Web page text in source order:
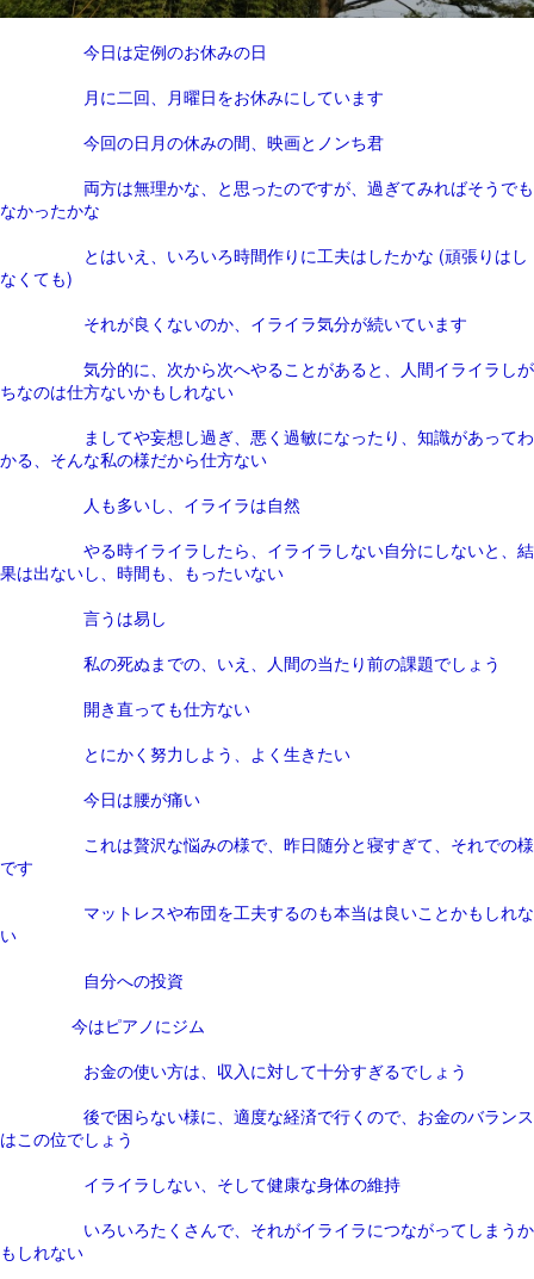
今日は定例のお休みの日
月に二回、月曜日をお休みにしています
今回の日月の休みの間、映画とノンち君
両方は無理かな、と思ったのですが、過ぎてみればそうでも
なかったかな
とはいえ、いろいろ時間作りに工夫はしたかな (頑張りはし
なくても)
それが良くないのか、イライラ気分が続いています
気分的に、次から次へやることがあると、人間イライラしが
ちなのは仕方ないかもしれない
ましてや妄想し過ぎ、悪く過敏になったり、知識があってわ
かる、そんな私の様だから仕方ない
人も多いし、イライラは自然
やる時イライラしたら、イライラしない自分にしないと、結
果は出ないし、時間も、もったいない
言うは易し
私の死ぬまでの、いえ、人間の当たり前の課題でしょう
開き直っても仕方ない
とにかく努力しよう、よく生きたい
今日は腰が痛い
これは贅沢な悩みの様で、昨日随分と寝すぎて、それでの様
です
マットレスや布団を工夫するのも本当は良いことかもしれな
い
自分への投資
今はピアノにジム
お金の使い方は、収入に対して十分すぎるでしょう
後で困らない様に、適度な経済で行くので、お金のバランス
はこの位でしょう
イライラしない、そして健康な身体の維持
いろいろたくさんで、それがイライラにつながってしまうか
もしれない